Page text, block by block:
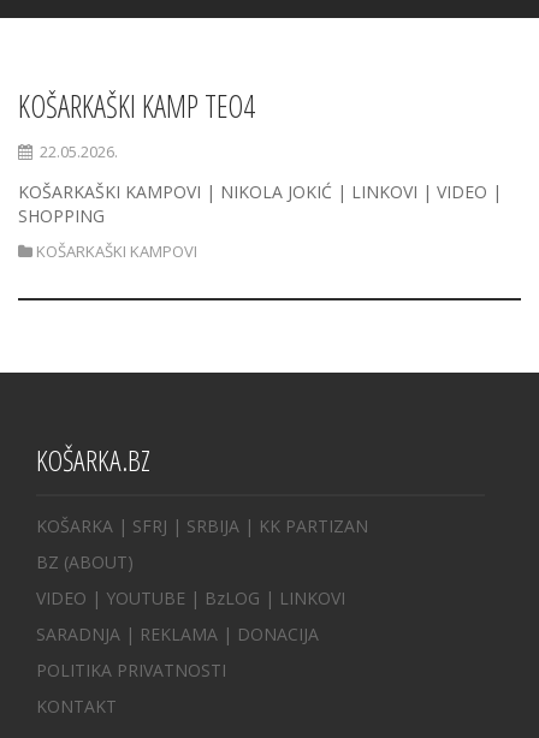
KOŠARKAŠKI KAMP TEO4
22.05.2026.
KOŠARKAŠKI KAMPOVI | NIKOLA JOKIĆ | LINKOVI | VIDEO |
SHOPPING
KOŠARKAŠKI KAMPOVI
KOŠARKA.BZ
KOŠARKA | SFRJ | SRBIJA | KK PARTIZAN
BZ (ABOUT)
VIDEO | YOUTUBE | BzLOG | LINKOVI
SARADNJA | REKLAMA | DONACIJA
POLITIKA PRIVATNOSTI
KONTAKT